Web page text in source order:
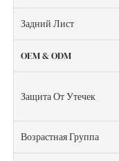
Задний Лист
OEM & ODM
Защита От Утечек
Возрастная Группа